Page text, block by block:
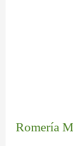
Romería